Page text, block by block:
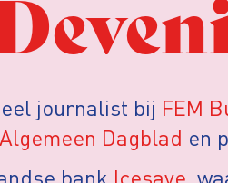
journalist bij FEM
Algemeen Dagblad en